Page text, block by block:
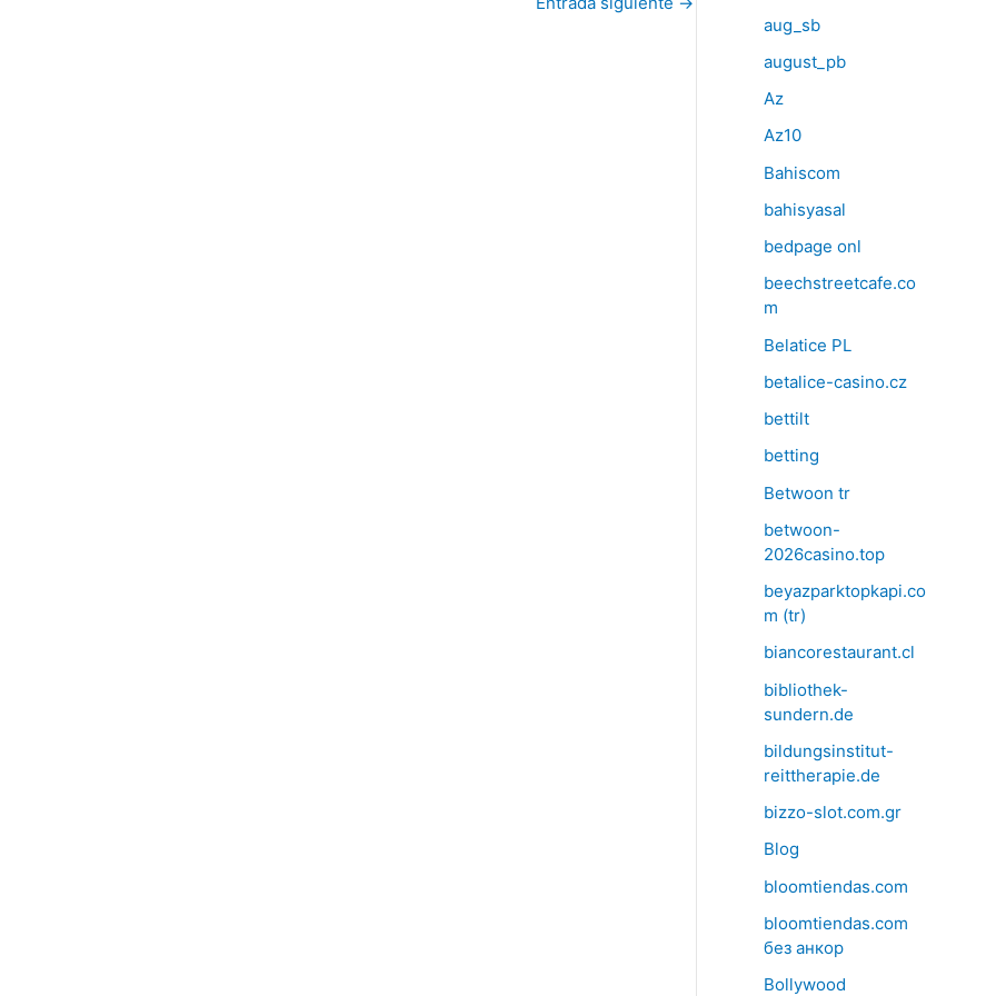
aug_sb
august_pb
Az
Az10
Bahiscom
bahisyasal
bedpage onl
beechstreetcafe.co
m
Belatice PL
betalice-casino.cz
bettilt
betting
Betwoon tr
betwoon-
2026casino.top
beyazparktopkapi.co
m (tr)
biancorestaurant.cl
bibliothek-
sundern.de
bildungsinstitut-
reittherapie.de
bizzo-slot.com.gr
Blog
bloomtiendas.com
bloomtiendas.com
без анкор
Bollywood